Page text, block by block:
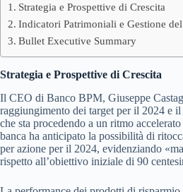
Strategia e Prospettive di Crescita
Indicatori Patrimoniali e Gestione
Bullet Executive Summary
Strategia e Prospettive di Crescita
Il CEO di Banco BPM, Giuseppe
raggiungimento dei target per il 2024 e il
che sta procedendo a un ritmo
banca ha anticipato la possibilità di
per azione per il 2024, evidenziando
rispetto all’obiettivo iniziale di 90